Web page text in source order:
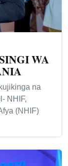
WA
na
NHIF,
(NHIF)